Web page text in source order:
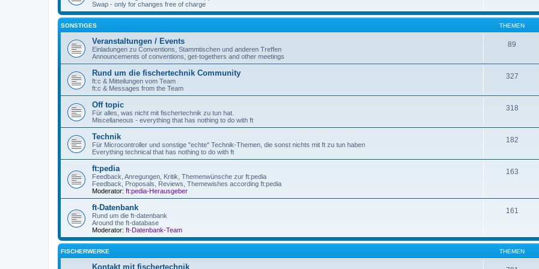
Swap - only for changes free of charge
SONSTIGES THEMEN
Veranstaltungen / Events
Einladungen zu Conventions, Stammtischen und anderen Treffen
Announcements of conventions, get-togethers and other meetings
89
Rund um die fischertechnik Community
ft:c & Mitteilungen vom Team
ft:c & Messages from the Team
327
Off topic
Für alles, was nicht mit fischertechnik zu tun hat.
Miscellaneous - everything that has nothing to do with ft
318
Technik
Für Microcontroller und sonstige "echte" Technik-Themen, die sonst nichts mit ft zu tun haben
Everything technical that has nothing to do with ft
182
ft:pedia
Feedback, Anregungen, Kritik, Themenwünsche zur ft:pedia
Feedback, Proposals, Reviews, Themewishes according ft:pedia
Moderator: ft:pedia-Herausgeber
163
ft-Datenbank
Rund um die ft-datenbank
Around the ft-database
Moderator: ft-Datenbank-Team
161
FISCHERWERKE THEMEN
Kontakt mit fischertechnik